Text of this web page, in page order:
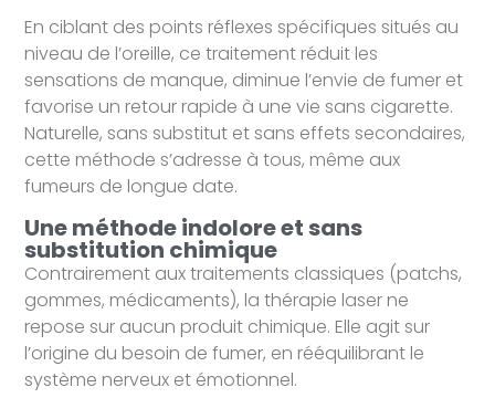
En ciblant des points réflexes spécifiques situés au
niveau de l’oreille, ce traitement réduit les
sensations de manque, diminue l’envie de fumer et
favorise un retour rapide à une vie sans cigarette.
Naturelle, sans substitut et sans effets secondaires,
cette méthode s’adresse à tous, même aux
fumeurs de longue date.
Une méthode indolore et sans
substitution chimique
Contrairement aux traitements classiques (patchs,
gommes, médicaments), la thérapie laser ne
repose sur aucun produit chimique. Elle agit sur
l’origine du besoin de fumer, en rééquilibrant le
système nerveux et émotionnel.